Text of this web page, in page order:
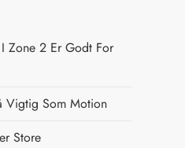
Zone 2 Er Godt For
Vigtig Som Motion
Store